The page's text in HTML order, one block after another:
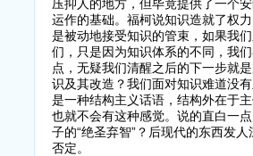
压抑人的地方，但毕竟提供了一个
运作的基础。福柯说知识造就了权
是被动地接受知识的管束，如果我
们，只是因为知识体系的不同，我
点，无疑我们清醒之后的下一步就
识及其改造？我们面对知识难道没
是一种结构主义话语，结构外在于
也就不会有这种感觉。说的直白一
子的“绝圣弃智”？后现代的东西发
否定。